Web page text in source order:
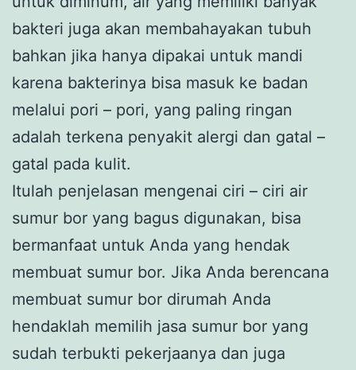
bakteri juga akan membahayakan tubuh
bahkan jika hanya dipakai untuk mandi
karena bakterinya bisa masuk ke badan
melalui pori – pori, yang paling ringan
adalah terkena penyakit alergi dan gatal –
gatal pada kulit.
Itulah penjelasan mengenai ciri – ciri air
sumur bor yang bagus digunakan, bisa
bermanfaat untuk Anda yang hendak
membuat sumur bor. Jika Anda berencana
membuat sumur bor dirumah Anda
hendaklah memilih jasa sumur bor yang
sudah terbukti pekerjaanya dan juga